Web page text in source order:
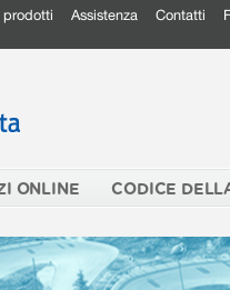
prodotti Assistenza Contatti
ONLINE CODICE